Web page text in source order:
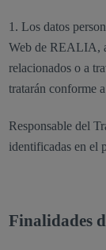
1. Los datos
Web de REALIA,
relacionados o a
tratarán conforme
Responsable del
identificadas en el
Finalidades